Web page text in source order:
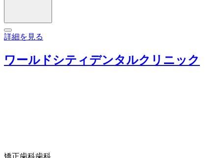
詳細を見る
ワールドシティデンタルクリニック
矯正歯科歯科